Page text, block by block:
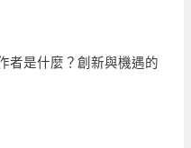
者是什麼？創新與機遇的